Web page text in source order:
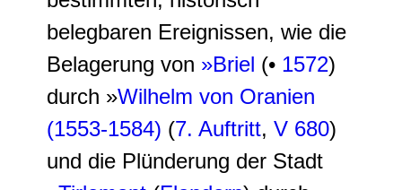
belegbaren Ereignissen, wie die
Belagerung von »Briel (• 1572)
durch »Wilhelm von Oranien
(1553-1584) (7. Auftritt, V 680)
und die Plünderung der Stadt